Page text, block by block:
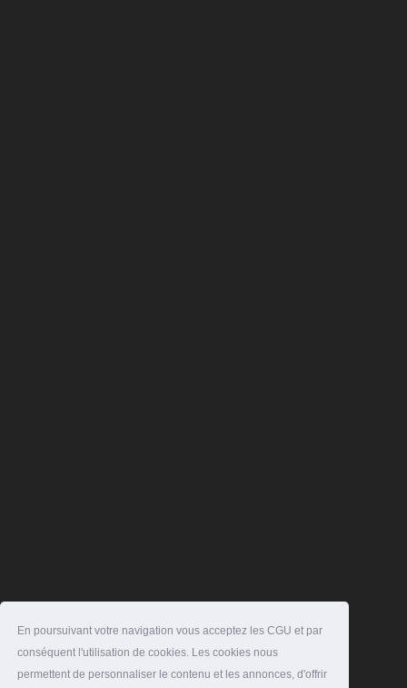
En poursuivant votre navigation vous acceptez les CGU et par
conséquent l'utilisation de cookies. Les cookies nous
permettent de personnaliser le contenu et les annonces, d'offrir